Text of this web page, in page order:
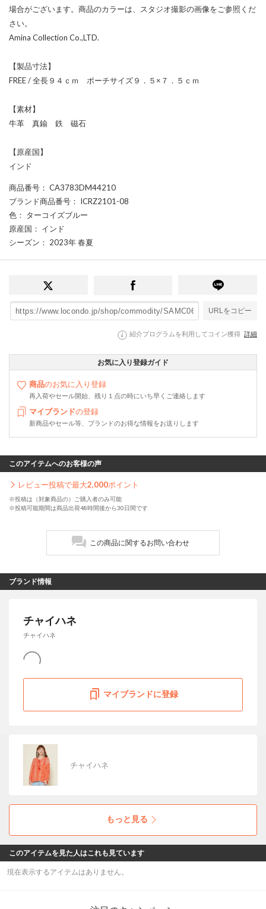
場合がございます。商品のカラーは、スタジオ撮影の画像をご参照くだ
さい。
Amina Collection Co.,LTD.
【製品寸法】
FREE / 全長９４ｃｍ ポーチサイズ９．５×７．５ｃｍ
【素材】
牛革 真鍮 鉄 磁石
【原産国】
インド
商品番号 ： CA3783DM44210
ブランド商品番号 ： ICRZ2101-08
色 ： ターコイズブルー
原産国 ： インド
シーズン ： 2023年 春夏
URLをコピー
紹介プログラムを利用してコイン獲得 詳細
お気に入り登録ガイド
商品のお気に入り登録
再入荷やセール開始、残り１点の時にいち早くご連絡します
マイブランドの登録
新商品やセール等、ブランドのお得な情報をお送りします
このアイテムへのお客様の声
レビュー投稿で最大2,000ポイント
※投稿は（対象商品の）ご購入者のみ可能
※投稿可能期間は商品出荷48時間後から30日間です
この商品に関するお問い合わせ
ブランド情報
チャイハネ
チャイハネ
マイブランドに登録
チャイハネ
もっと見る
このアイテムを見た人はこれも見ています
現在表示するアイテムはありません。